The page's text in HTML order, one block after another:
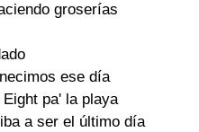
groserías
ese día
pa' la playa
a ser el último día